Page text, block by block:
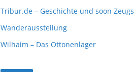
Tribur.de – Geschichte und soon Zeugs
Wanderausstellung
Wilhaim – Das Ottonenlager